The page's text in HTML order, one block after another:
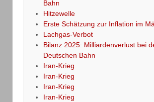
Bahn
Hitzewelle
Erste Schätzung zur Inflation im
Lachgas-Verbot
Bilanz 2025: Milliardenverlust bei
Deutschen Bahn
Iran-Krieg
Iran-Krieg
Iran-Krieg
Iran-Krieg